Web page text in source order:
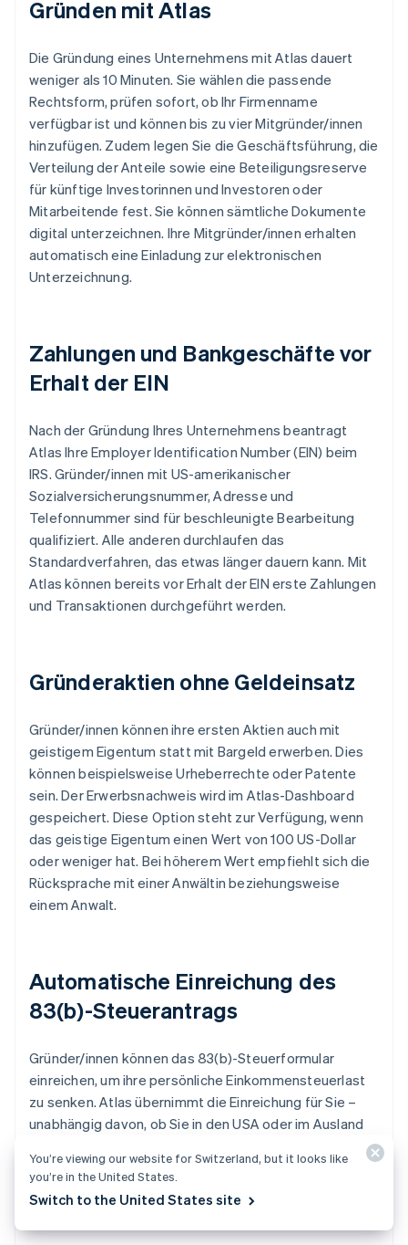
Gründen mit Atlas
Die Gründung eines Unternehmens mit Atlas dauert
weniger als 10 Minuten. Sie wählen die passende
Rechtsform, prüfen sofort, ob Ihr Firmenname
verfügbar ist und können bis zu vier Mitgründer/innen
hinzufügen. Zudem legen Sie die Geschäftsführung, die
Verteilung der Anteile sowie eine Beteiligungsreserve
für künftige Investorinnen und Investoren oder
Mitarbeitende fest. Sie können sämtliche Dokumente
digital unterzeichnen. Ihre Mitgründer/innen erhalten
automatisch eine Einladung zur elektronischen
Unterzeichnung.
Zahlungen und Bankgeschäfte vor
Erhalt der EIN
Nach der Gründung Ihres Unternehmens beantragt
Atlas Ihre Employer Identification Number (EIN) beim
IRS. Gründer/innen mit US-amerikanischer
Sozialversicherungsnummer, Adresse und
Telefonnummer sind für beschleunigte Bearbeitung
qualifiziert. Alle anderen durchlaufen das
Standardverfahren, das etwas länger dauern kann. Mit
Atlas können bereits vor Erhalt der EIN erste Zahlungen
und Transaktionen durchgeführt werden.
Gründeraktien ohne Geldeinsatz
Gründer/innen können ihre ersten Aktien auch mit
geistigem Eigentum statt mit Bargeld erwerben. Dies
können beispielsweise Urheberrechte oder Patente
sein. Der Erwerbsnachweis wird im Atlas-Dashboard
gespeichert. Diese Option steht zur Verfügung, wenn
das geistige Eigentum einen Wert von 100 US-Dollar
oder weniger hat. Bei höherem Wert empfiehlt sich die
Rücksprache mit einer Anwältin beziehungsweise
einem Anwalt.
Automatische Einreichung des
83(b)-Steuerantrags
Gründer/innen können das 83(b)-Steuerformular
einreichen, um ihre persönliche Einkommensteuerlast
zu senken. Atlas übernimmt die Einreichung für Sie –
unabhängig davon, ob Sie in den USA oder im Ausland
Sendungsverfolgung. Das unterschriebene 83(b)-
You’re viewing our website for Switzerland, but it looks like
you’re in the United States.
Switch to the United States site